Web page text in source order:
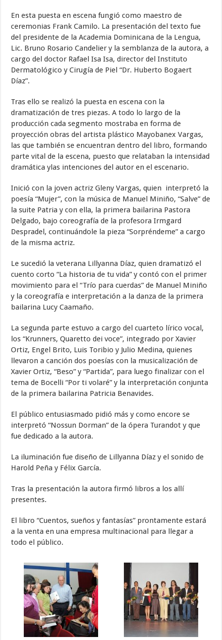
En esta puesta en escena fungió como maestro de
ceremonias Frank Camilo. La presentación del texto fue
del presidente de la Academia Dominicana de la Lengua,
Lic. Bruno Rosario Candelier y la semblanza de la autora, a
cargo del doctor Rafael Isa Isa, director del Instituto
Dermatológico y Cirugía de Piel “Dr. Huberto Bogaert
Díaz”.
Tras ello se realizó la puesta en escena con la
dramatización de tres piezas. A todo lo largo de la
producción cada segmento mostraba en forma de
proyección obras del artista plástico Mayobanex Vargas,
las que también se encuentran dentro del libro, formando
parte vital de la escena, puesto que relataban la intensidad
dramática ylas intenciones del autor en el escenario.
Inició con la joven actriz Gleny Vargas, quien interpretó la
poesía “Mujer”, con la música de Manuel Miniño, “Salve” de
la suite Patria y con ella, la primera bailarina Pastora
Delgado, bajo coreografía de la profesora Irmgard
Despradel, continuándole la pieza “Sorpréndeme” a cargo
de la misma actriz.
Le sucedió la veterana Lillyanna Díaz, quien dramatizó el
cuento corto “La historia de tu vida” y contó con el primer
movimiento para el “Trío para cuerdas” de Manuel Miniño
y la coreografía e interpretación a la danza de la primera
bailarina Lucy Caamaño.
La segunda parte estuvo a cargo del cuarteto lírico vocal,
los “Krunners, Quaretto dei voce”, integrado por Xavier
Ortiz, Engel Brito, Luis Toribio y Julio Medina, quienes
llevaron a canción dos poesías con la musicalización de
Xavier Ortiz, “Beso” y “Partida”, para luego finalizar con el
tema de Bocelli “Por ti volaré” y la interpretación conjunta
de la primera bailarina Patricia Benavides.
El público entusiasmado pidió más y como encore se
interpretó “Nossun Dorman” de la ópera Turandot y que
fue dedicado a la autora.
La iluminación fue diseño de Lillyanna Díaz y el sonido de
Harold Peña y Félix García.
Tras la presentación la autora firmó libros a los allí
presentes.
El libro “Cuentos, sueños y fantasías” prontamente estará
a la venta en una empresa multinacional para llegar a
todo el público.